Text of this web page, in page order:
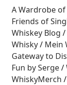
A Wardrobe
Friends of
Whiskey Blog
Whisky
Mein
Gateway to
Fun by Serge
WhiskyMerch